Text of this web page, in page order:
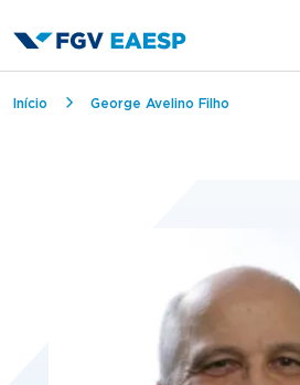
Breadcrumb
Início George Avelino Filho